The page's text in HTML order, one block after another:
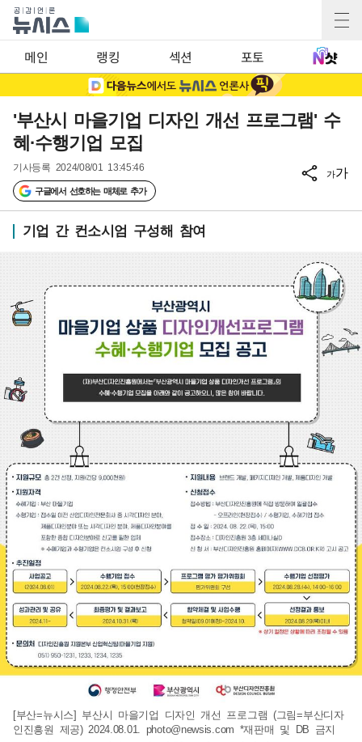
메인 랭킹 섹션 포토
'부산시 마을기업 디자인 개선 프로그램' 수
혜·수행기업 모집
기사등록 2024/08/01 13:45:46
구글에서 선호하는 매체로 추가
가가
기업 간 컨소시엄 구성해 참여
[부산=뉴시스] 부산시 마을기업 디자인 개선 프로그램 (그림=부산디자
인진흥원 제공) 2024.08.01. photo@newsis.com *재판매 및 DB 금지